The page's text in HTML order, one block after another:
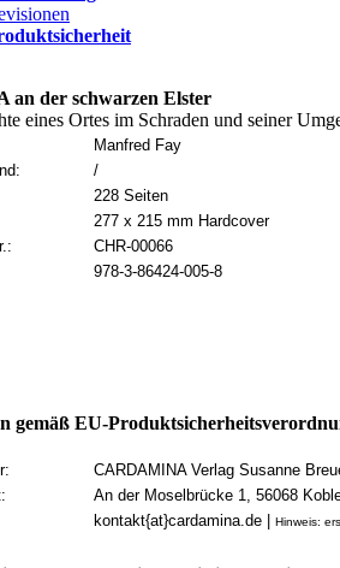
an der schwarzen Elster
eines Ortes im Schraden und seiner
Manfred Fay
/
228 Seiten
277 x 215 mm Hardcover
CHR-00066
978-3-86424-005-8
gemäß EU-
CARDAMINA Verlag Susanne
An der Moselbrücke 1, 56068
kontakt{at}cardamina.de | Hinweis: